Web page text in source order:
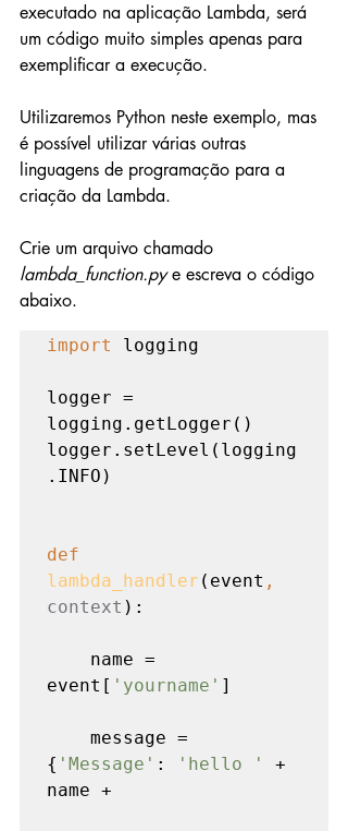
executado na aplicação Lambda, será
um código muito simples apenas para
exemplificar a execução.
Utilizaremos Python neste exemplo, mas
é possível utilizar várias outras
linguagens de programação para a
criação da Lambda.
Crie um arquivo chamado
lambda_function.py e escreva o código
abaixo.
import logging
logger =
logging.getLogger()
logger.setLevel(logging
.INFO)
lambda_handler (event
context ):
event[ 'yourname' ]
{ 'Message' : 'hello ' +
name +